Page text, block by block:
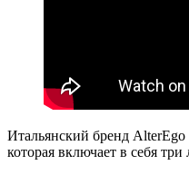
Итальянский бренд
которая включает в себя три